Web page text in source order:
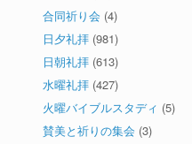
合同祈り会 (4)
日夕礼拝 (981)
日朝礼拝 (613)
水曜礼拝 (427)
火曜バイブルスタディ (5)
賛美と祈りの集会 (3)